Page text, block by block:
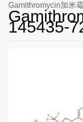
Gamithromycin加米
145435-